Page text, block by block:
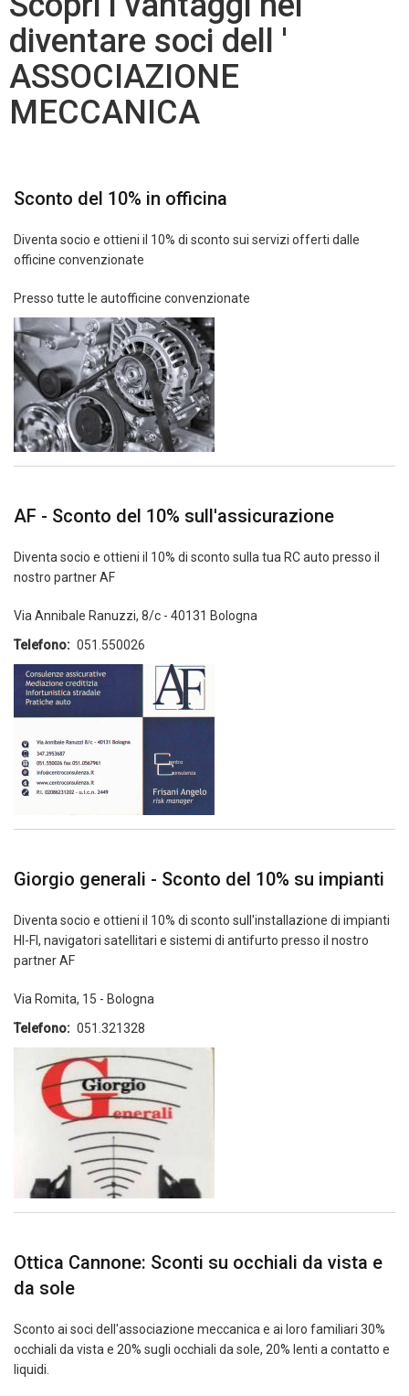
diventare soci dell '
ASSOCIAZIONE
MECCANICA
Sconto del 10% in officina
Diventa socio e ottieni il 10% di sconto sui servizi offerti dalle
officine convenzionate
Presso tutte le autofficine convenzionate
AF - Sconto del 10% sull'assicurazione
Diventa socio e ottieni il 10% di sconto sulla tua RC auto presso il
nostro partner AF
Via Annibale Ranuzzi, 8/c - 40131 Bologna
Telefono
051.550026
Giorgio generali - Sconto del 10% su impianti
Diventa socio e ottieni il 10% di sconto sull'installazione di impianti
HI-FI, navigatori satellitari e sistemi di antifurto presso il nostro
partner AF
Via Romita, 15 - Bologna
Telefono
051.321328
Ottica Cannone: Sconti su occhiali da vista e
da sole
Sconto ai soci dell'associazione meccanica e ai loro familiari 30%
occhiali da vista e 20% sugli occhiali da sole, 20% lenti a contatto e
liquidi.